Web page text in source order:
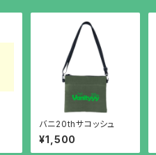
バニ20thサコッシュ
¥1,500